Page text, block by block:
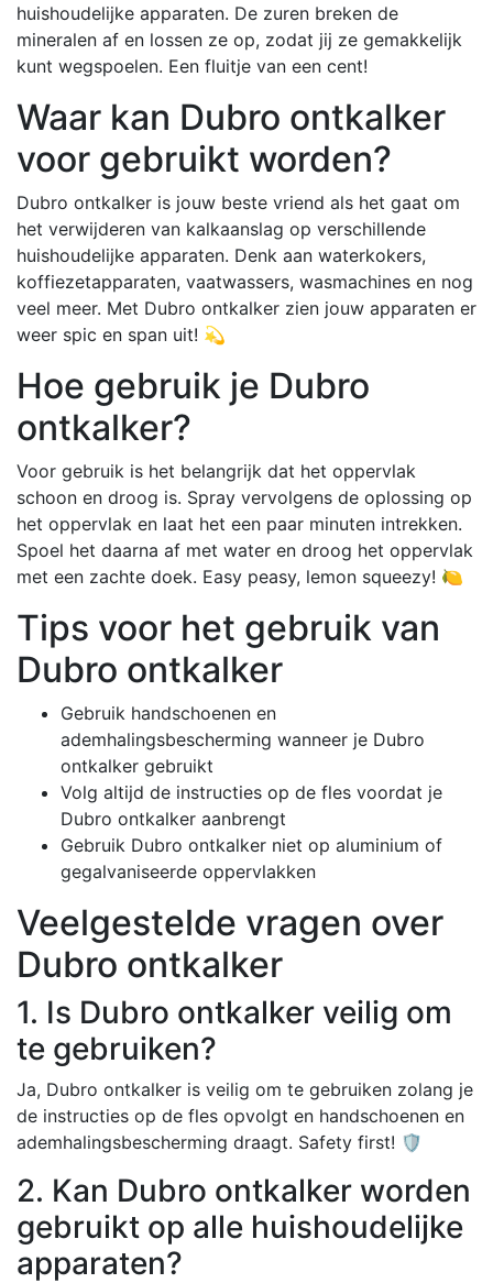
huishoudelijke apparaten. De zuren breken de
mineralen af en lossen ze op, zodat jij ze gemakkelijk
kunt wegspoelen. Een fluitje van een cent!
Waar kan Dubro ontkalker
voor gebruikt worden?
Dubro ontkalker is jouw beste vriend als het gaat om
het verwijderen van kalkaanslag op verschillende
huishoudelijke apparaten. Denk aan waterkokers,
koffiezetapparaten, vaatwassers, wasmachines en nog
veel meer. Met Dubro ontkalker zien jouw apparaten er
weer spic en span uit! 💫
Hoe gebruik je Dubro
ontkalker?
Voor gebruik is het belangrijk dat het oppervlak
schoon en droog is. Spray vervolgens de oplossing op
het oppervlak en laat het een paar minuten intrekken.
Spoel het daarna af met water en droog het oppervlak
met een zachte doek. Easy peasy, lemon squeezy! 🍋
Tips voor het gebruik van
Dubro ontkalker
Gebruik handschoenen en
ademhalingsbescherming wanneer je Dubro
ontkalker gebruikt
Volg altijd de instructies op de fles voordat je
Dubro ontkalker aanbrengt
Gebruik Dubro ontkalker niet op aluminium of
gegalvaniseerde oppervlakken
Veelgestelde vragen over
Dubro ontkalker
1. Is Dubro ontkalker veilig om
te gebruiken?
Ja, Dubro ontkalker is veilig om te gebruiken zolang je
de instructies op de fles opvolgt en handschoenen en
ademhalingsbescherming draagt. Safety first! 🛡️
2. Kan Dubro ontkalker worden
gebruikt op alle huishoudelijke
apparaten?